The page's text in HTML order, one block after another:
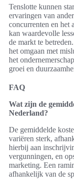
Tenslotte kunnen
ervaringen van
concurrenten en het
kan waardevolle
de markt te
het omgaan met
het
groei en
FAQ
Wat zijn de
Nederland?
De gemiddelde
variëren sterk,
hierbij aan
vergunningen, en
marketing. Een
afhankelijk van de